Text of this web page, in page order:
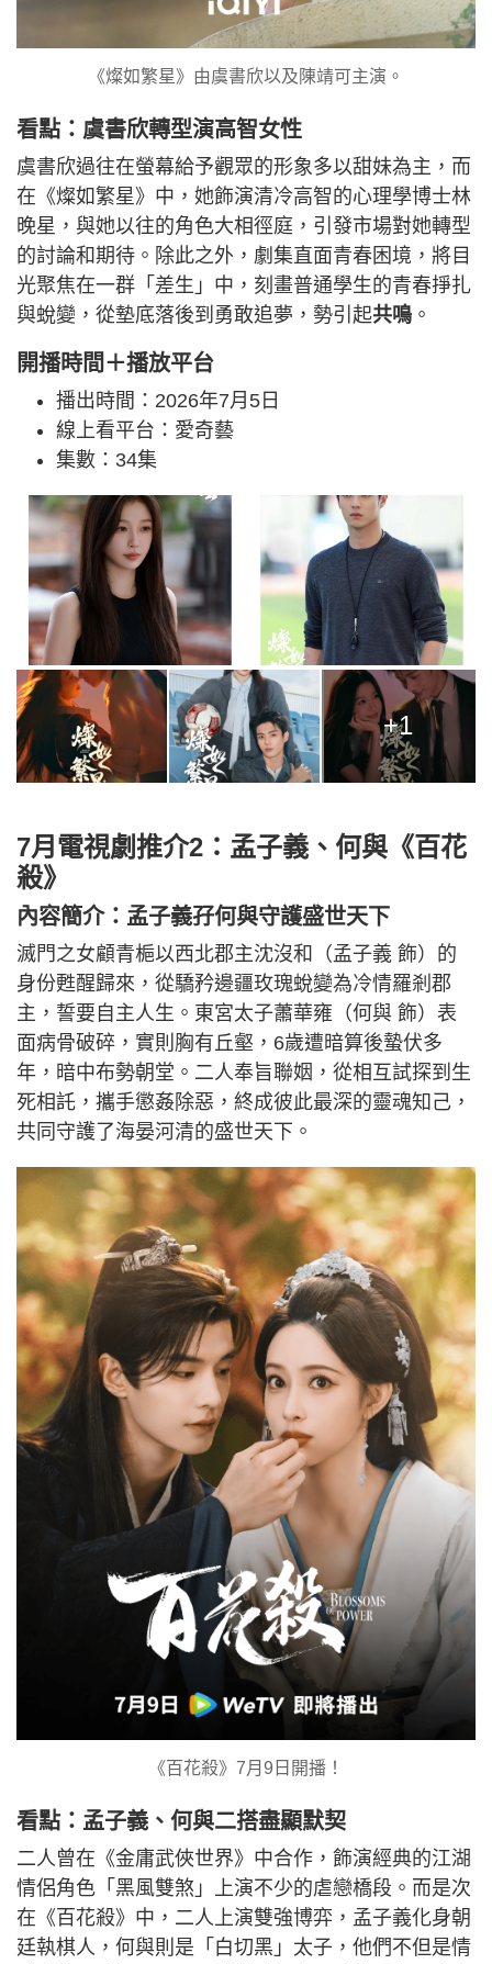
《燦如繁星》由虞書欣以及陳靖可主演。
看點：虞書欣轉型演高智女性
虞書欣過往在螢幕給予觀眾的形象多以甜妹為主，而
在《燦如繁星》中，她飾演清冷高智的心理學博士林
晚星，與她以往的角色大相徑庭，引發市場對她轉型
的討論和期待。除此之外，劇集直面青春困境，將目
光聚焦在一群「差生」中，刻畫普通學生的青春掙扎
與蛻變，從墊底落後到勇敢追夢，勢引起共鳴 。
開播時間＋播放平台
播出時間：2026年7月5日
線上看平台：愛奇藝
集數：34集
+1
7月電視劇推介2：孟子義、何與《百花
殺》
內容簡介：孟子義孖何與守護盛世天下
滅門之女顧青梔以西北郡主沈沒和（孟子義 飾）的
身份甦醒歸來，從驕矜邊疆玫瑰蛻變為冷情羅剎郡
主，誓要自主人生。東宮太子蕭華雍（何與 飾）表
面病骨破碎，實則胸有丘壑，6歲遭暗算後蟄伏多
年，暗中布勢朝堂。二人奉旨聯姻，從相互試探到生
死相託，攜手懲姦除惡，終成彼此最深的靈魂知己，
共同守護了海晏河清的盛世天下。
《百花殺》7月9日開播！
看點：孟子義、何與二搭盡顯默契
二人曾在《金庸武俠世界》中合作，飾演經典的江湖
情侶角色「黑風雙煞」上演不少的虐戀橋段。而是次
在《百花殺》中，二人上演雙強博弈，孟子義化身朝
廷執棋人，何與則是「白切黑」太子，他們不但是情